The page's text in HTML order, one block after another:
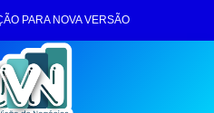
PARA NOVA VERSÃO